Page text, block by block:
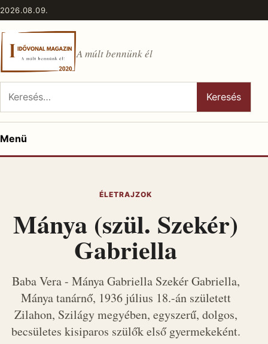
Ugrás a tartalomhoz
2026.08.09.
A múlt bennünk él
Keresés:
Keresés
Menü
ÉLETRAJZOK
Mánya (szül. Szekér)
Gabriella
Baba Vera - Mánya Gabriella Szekér Gabriella,
Mánya tanárnő, 1936 július 18.-án született
Zilahon, Szilágy megyében, egyszerű, dolgos,
becsületes kisiparos szülők első gyermekeként.